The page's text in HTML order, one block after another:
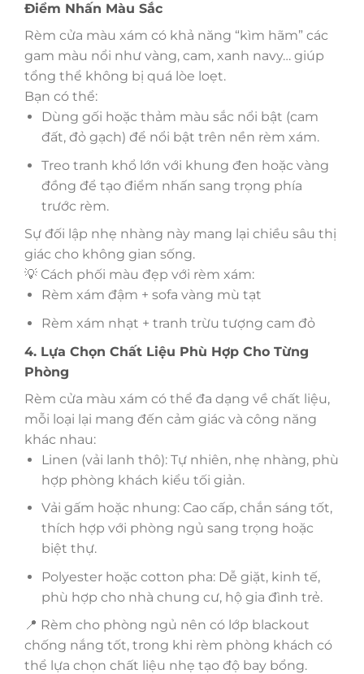
Điểm Nhấn Màu Sắc
Rèm cửa màu xám có khả năng “kìm hãm” các
gam màu nổi như vàng, cam, xanh navy… giúp
tổng thể không bị quá lòe loẹt.
Bạn có thể:
Dùng gối hoặc thảm màu sắc nổi bật (cam
đất, đỏ gạch) để nổi bật trên nền rèm xám.
Treo tranh khổ lớn với khung đen hoặc vàng
đồng để tạo điểm nhấn sang trọng phía
trước rèm.
Sự đối lập nhẹ nhàng này mang lại chiều sâu thị
giác cho không gian sống.
💡 Cách phối màu đẹp với rèm xám:
Rèm xám đậm + sofa vàng mù tạt
Rèm xám nhạt + tranh trừu tượng cam đỏ
4. Lựa Chọn Chất Liệu Phù Hợp Cho Từng
Phòng
Rèm cửa màu xám có thể đa dạng về chất liệu,
mỗi loại lại mang đến cảm giác và công năng
khác nhau:
Linen (vải lanh thô): Tự nhiên, nhẹ nhàng, phù
hợp phòng khách kiểu tối giản.
Vải gấm hoặc nhung: Cao cấp, chắn sáng tốt,
thích hợp với phòng ngủ sang trọng hoặc
biệt thự.
Polyester hoặc cotton pha: Dễ giặt, kinh tế,
phù hợp cho nhà chung cư, hộ gia đình trẻ.
📍 Rèm cho phòng ngủ nên có lớp blackout
chống nắng tốt, trong khi rèm phòng khách có
thể lựa chọn chất liệu nhẹ tạo độ bay bổng.